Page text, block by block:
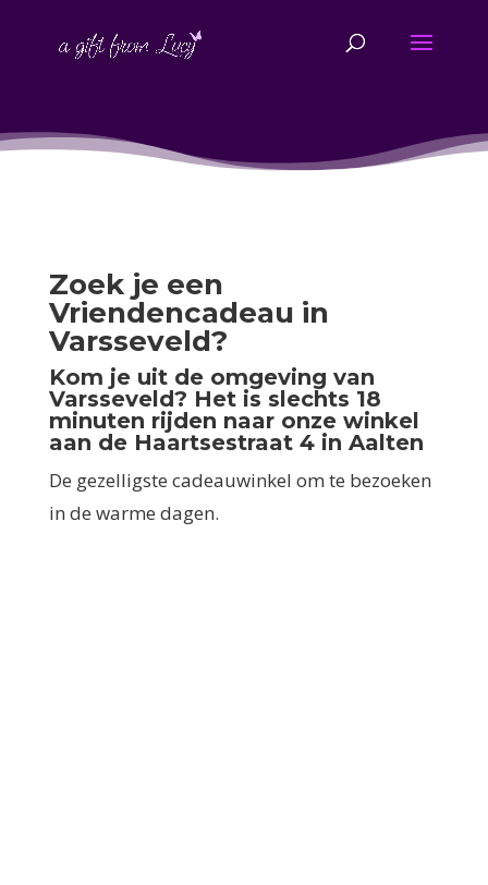
Zoek je een
Vriendencadeau in
Varsseveld?
Kom je uit de omgeving van
Varsseveld? Het is slechts 18
minuten rijden naar onze winkel
aan de Haartsestraat 4 in Aalten
De gezelligste cadeauwinkel om te bezoeken
in de warme dagen.